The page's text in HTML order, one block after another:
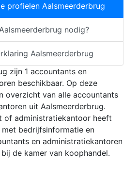
profielen Aalsmeerderbrug
nodig?
Aalsmeerderbrug
zijn 1 accountants en
beschikbaar. Op deze
overzicht van alle accountants
uit Aalsmeerderbrug.
of administratiekantoor heeft
bedrijfsinformatie en
en administratiekantoren
de kamer van koophandel.